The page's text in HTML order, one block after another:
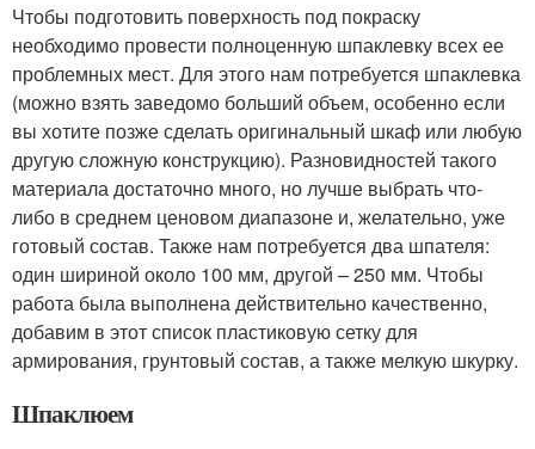
Чтобы подготовить поверхность под покраску
необходимо провести полноценную шпаклевку всех ее
проблемных мест. Для этого нам потребуется шпаклевка
(можно взять заведомо больший объем, особенно если
вы хотите позже сделать оригинальный шкаф или любую
другую сложную конструкцию). Разновидностей такого
материала достаточно много, но лучше выбрать что-
либо в среднем ценовом диапазоне и, желательно, уже
готовый состав. Также нам потребуется два шпателя:
один шириной около 100 мм, другой – 250 мм. Чтобы
работа была выполнена действительно качественно,
добавим в этот список пластиковую сетку для
армирования, грунтовый состав, а также мелкую шкурку.
Шпаклюем